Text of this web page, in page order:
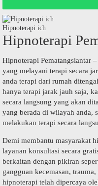
Hipnoterapi ich
Hipnoterapi
Hipnoterapi Pematangsiantar
yang melayani terapi secara
anda terapi dari rumah
hanya terapi jarak jauh saja,
secara langsung yang akan
yang berada di wilayah anda,
melakukan terapi secara
Demi membantu masyarakat
layanan konsultasi secara
berkaitan dengan pikiran
gangguan kecemasan,
hipnoterapi telah dipercaya